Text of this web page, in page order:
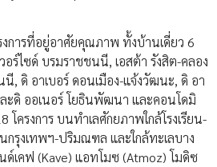
งการที่อยู่อาศัยคุณภาพ ทั้งบ้านเดี่ยว 6
อร์ไซด์ บรมราชชนนี, เอสต้า รังสิต-คลอง
, ดิ อาเบอร์ ดอนเมือง-แจ้งวัฒนะ, ดิ อา
ะดิ ออเนอร์ โยธินพัฒนา และคอนโดมิ
ครงการ บนทำเลศักยภาพใกล้โรงเรียน-
กรุงเทพฯ-ปริมณฑล และใกล้ทะเลบาง
เคฟ (Kave) แอทโมซ (Atmoz) โมดิซ